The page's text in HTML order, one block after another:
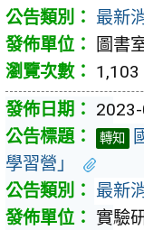
最新
圖書
1,103
轉知
學習營」
最新
實驗